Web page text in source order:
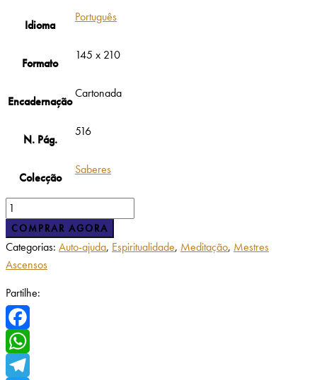
Idioma
Português
Formato
145 x 210
Encadernação
Cartonada
N. Pág.
516
Colecção
Saberes
COMPRAR AGORA
Categorias: Auto-ajuda, Espiritualidade, Meditação, Mestres
Ascensos
Partilhe:
Facebook
WhatsApp